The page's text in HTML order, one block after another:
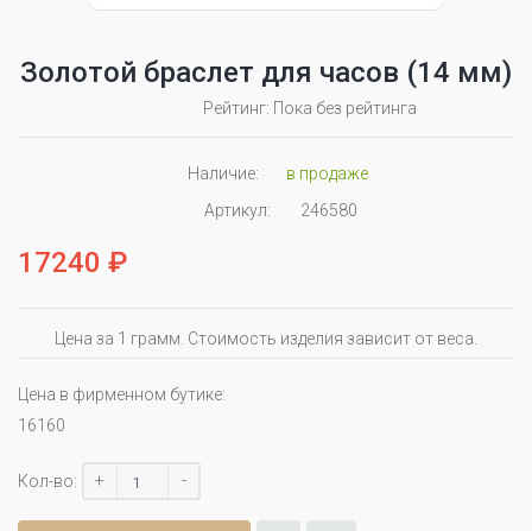
Золотой браслет для часов (14 мм)
Рейтинг: Пока без рейтинга
Наличие:
в продаже
Артикул:
246580
17240 ₽
Цена за 1 грамм. Стоимость изделия зависит от веса.
Цена в фирменном бутике:
16160
Кол-во: + -